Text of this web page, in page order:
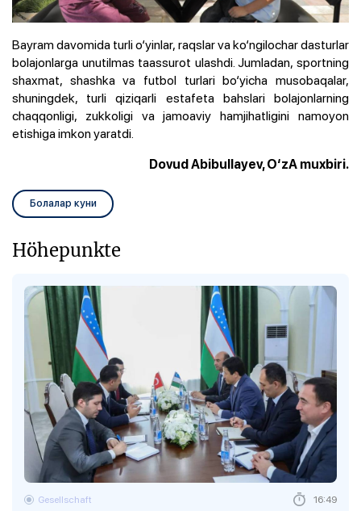
Bayram davomida turli o‘yinlar, raqslar va ko‘ngilochar dasturlar
bolajonlarga unutilmas taassurot ulashdi. Jumladan, sportning
shaxmat, shashka va futbol turlari bo‘yicha musobaqalar,
shuningdek, turli qiziqarli estafeta bahslari bolajonlarning
chaqqonligi, zukkoligi va jamoaviy hamjihatligini namoyon
etishiga imkon yaratdi.
Dovud Abibullayev, O‘zA muxbiri.
Болалар куни
Höhepunkte
Gesellschaft 16:49